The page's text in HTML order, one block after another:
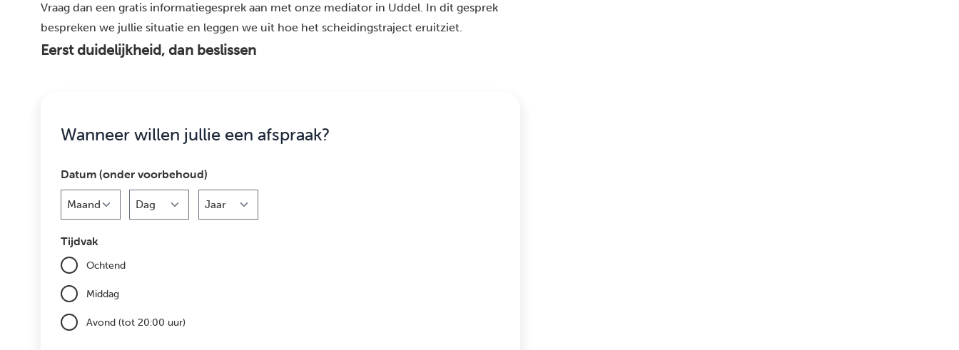
Vraag dan een gratis informatiegesprek aan met onze mediator in Uddel. In dit gesprek
bespreken we jullie situatie en leggen we uit hoe het scheidingstraject eruitziet.
Eerst duidelijkheid, dan beslissen
Wanneer willen jullie een afspraak?
Datum (onder voorbehoud)
Tijdvak
Ochtend
Middag
Avond (tot 20:00 uur)